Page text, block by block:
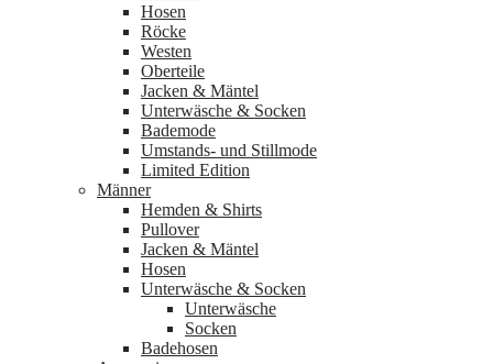
Hosen
Röcke
Westen
Oberteile
Jacken & Mäntel
Unterwäsche & Socken
Bademode
Umstands- und Stillmode
Limited Edition
Männer
Hemden & Shirts
Pullover
Jacken & Mäntel
Hosen
Unterwäsche & Socken
Unterwäsche
Socken
Badehosen